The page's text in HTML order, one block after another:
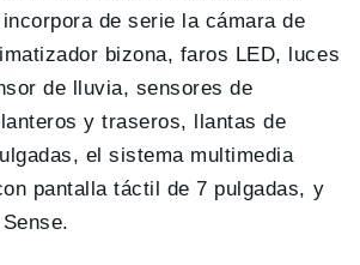
de serie la cámara de
bizona, faros LED, luces
de lluvia, sensores de
y traseros, llantas de
el sistema multimedia
pantalla táctil de 7 pulgadas, y